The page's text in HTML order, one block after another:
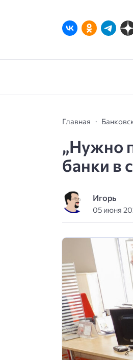
Главная
„Нужно
банки в
Игорь
05 июня